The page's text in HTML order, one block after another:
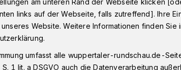
Baustellensituation in Elberfeld will die
Ansprechpartner für die
und
sei „alles andere als
links auf der Webseite, falls zutreffend]. Ihre
Website. Weitere Informationen finden Sie
umfasst alle wuppertaler-rundschau.de-
1 lit. a DSGVO auch die Datenverarbeitung